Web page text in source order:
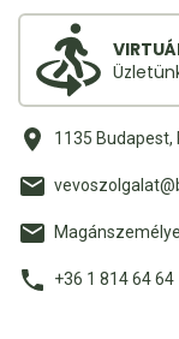
1135 Budapest,
+36 1 814 64 64